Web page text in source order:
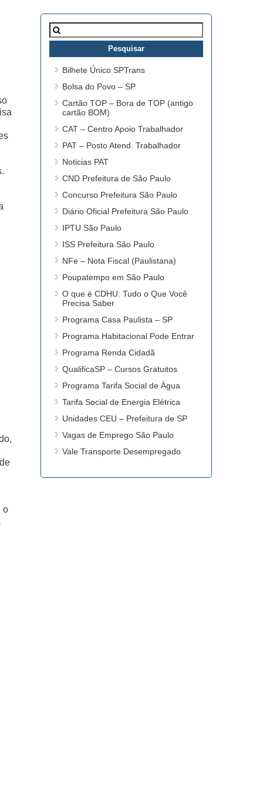
o
Pesquisar
por:
Bilhete Único SPTrans
Bolsa do Povo – SP
Cartão TOP – Bora de TOP (antigo
cartão BOM)
CAT – Centro Apoio Trabalhador
PAT – Posto Atend. Trabalhador
Noticias PAT
CND Prefeitura de São Paulo
Concurso Prefeitura São Paulo
Diário Oficial Prefeitura São Paulo
IPTU São Paulo
ISS Prefeitura São Paulo
NFe – Nota Fiscal (Paulistana)
Poupatempo em São Paulo
O que é CDHU: Tudo o Que Você
Precisa Saber
Programa Casa Paulista – SP
Programa Habitacional Pode Entrar
Programa Renda Cidadã
QualificaSP – Cursos Gratuitos
Programa Tarifa Social de Água
Tarifa Social de Energia Elétrica
Unidades CEU – Prefeitura de SP
Vagas de Emprego São Paulo
Vale Transporte Desempregado